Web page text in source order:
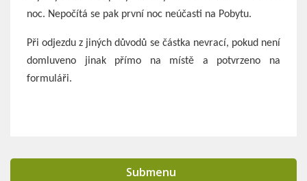
noc. Nepočítá se pak první noc neúčasti na Pobytu.
Při odjezdu z jiných důvodů se částka nevrací, pokud není
domluveno jinak přímo na místě a potvrzeno na
formuláři.
Submenu